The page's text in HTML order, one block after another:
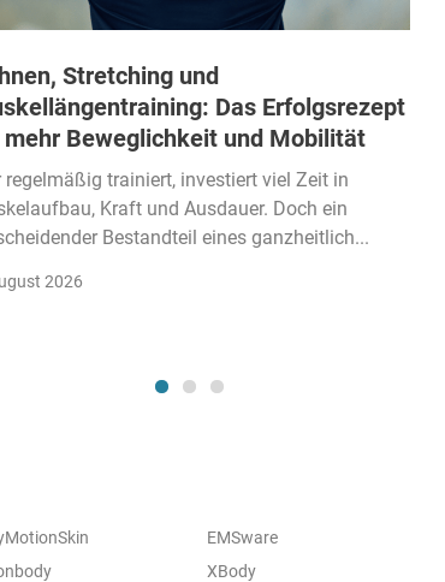
Stretching und
Das Erfolgsrezept
Beweglichkeit und Mobilität
regelmäßig trainiert, investiert viel Zeit in
Kraft und Ausdauer. Doch ein
Bestandteil eines ganzheitlich...
2026
EMSware
XBody